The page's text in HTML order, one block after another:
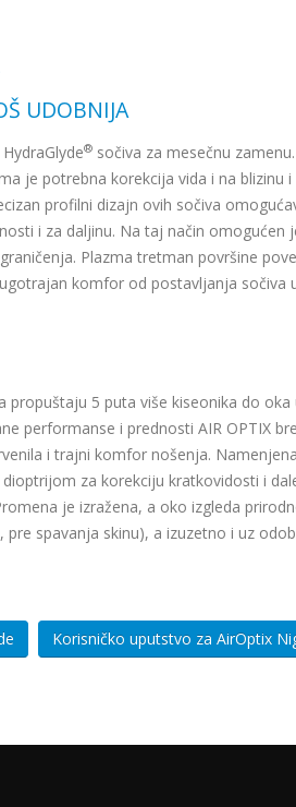
UDOBNIJA
® sočiva za mesečnu
je potrebna korekcija vida i na blizinu i
profilni dizajn ovih sočiva
i za daljinu. Na taj način omogućen
Plazma tretman površine
komfor od postavljanja sočiva
propuštaju 5 puta više kiseonika do oka
performanse i prednosti AIR OPTIX
i trajni komfor nošenja.
za korekciju kratkovidosti i
je izražena, a oko izgleda
spavanja skinu), a izuzetno i uz
Korisničko uputstvo za